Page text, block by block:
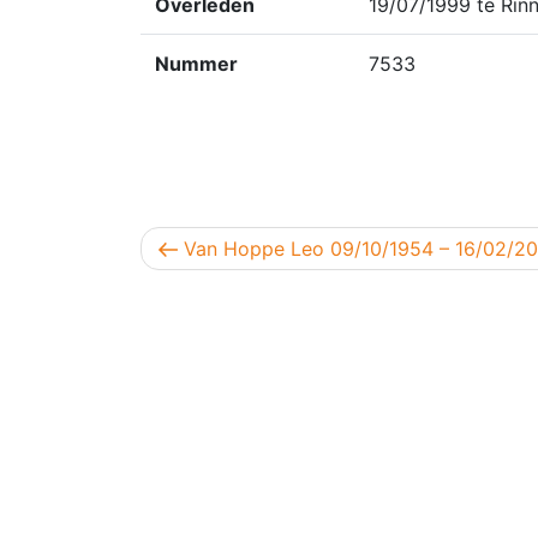
Overleden 19/07/1999 te
Nummer 7533
Berichtnavigatie
Vorig bericht
Van Hoppe Leo 09/10/1954 – 16/02/